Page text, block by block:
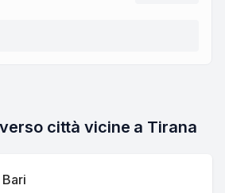
città vicine a Tirana